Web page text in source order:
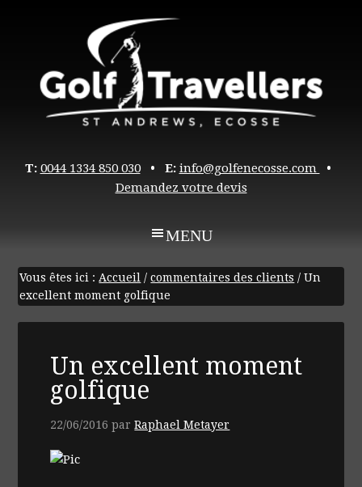
T: 0044 1334 850 030• E: info@golfenecosse.com
•
Demandez votre devis
Vous êtes ici :Accueil / commentaires des clients / Un
excellent moment golfique
Un excellent moment
golfique
22/06/2016 parRaphael Metayer